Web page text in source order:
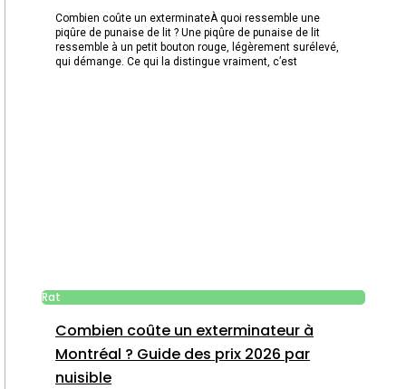
Combien coûte un exterminateÀ quoi ressemble une
piqûre de punaise de lit ? Une piqûre de punaise de lit
ressemble à un petit bouton rouge, légèrement surélevé,
qui démange. Ce qui la distingue vraiment, c’est
Rat
Combien coûte un exterminateur à
Montréal ? Guide des prix 2026 par
nuisible